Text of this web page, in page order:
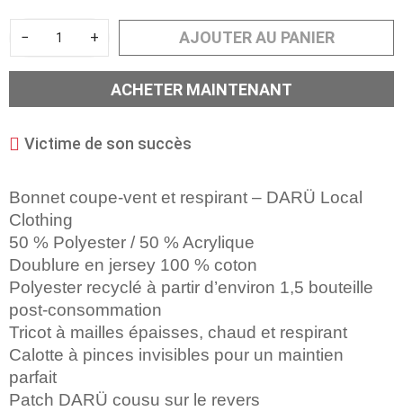
Bonnet coupe-vent et respirant – DARÜ Local
Clothing
50 % Polyester / 50 % Acrylique
Doublure en jersey 100 % coton
Polyester recyclé à partir d’environ 1,5 bouteille
post-consommation
Tricot à mailles épaisses, chaud et respirant
Calotte à pinces invisibles pour un maintien
parfait
Patch DARÜ cousu sur le revers
− + AJOUTER AU PANIER
ACHETER MAINTENANT
Victime de son succès